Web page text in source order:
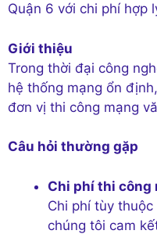
Quận 6 với chi phí hợp
Giới thiệu
Trong thời đại công
hệ thống mạng ổn
đơn vị thi công mạng
Câu hỏi thường gặp
Chi phí thi công
Chi phí tùy
chúng tôi cam